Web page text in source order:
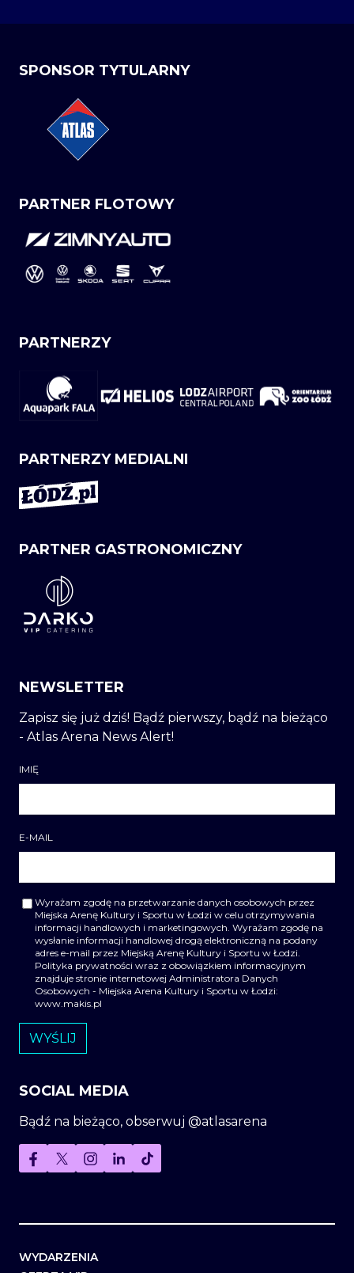
SPONSOR TYTULARNY
PARTNER FLOTOWY
PARTNERZY
PARTNERZY MEDIALNI
PARTNER GASTRONOMICZNY
NEWSLETTER
Zapisz się już dziś! Bądź pierwszy, bądź na bieżąco
- Atlas Arena News Alert!
IMIĘ
E-MAIL
Wyrażam zgodę na przetwarzanie danych osobowych przez
Miejska Arenę Kultury i Sportu w Łodzi w celu otrzymywania
informacji handlowych i marketingowych. Wyrażam zgodę na
wysłanie informacji handlowej drogą elektroniczną na podany
adres e-mail przez Miejską Arenę Kultury i Sportu w Łodzi.
Polityka prywatności wraz z obowiązkiem informacyjnym
znajduje stronie internetowej Administratora Danych
Osobowych - Miejska Arena Kultury i Sportu w Łodzi:
www.makis.pl
SOCIAL MEDIA
Bądź na bieżąco, obserwuj @atlasarena
WYDARZENIA